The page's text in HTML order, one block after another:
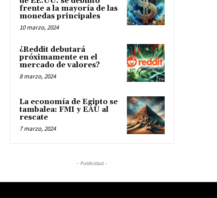
frente a la mayoría de las
monedas principales
10 marzo, 2024
¿Reddit debutará
próximamente en el
mercado de valores?
8 marzo, 2024
La economía de Egipto se
tambalea: FMI y EAU al
rescate
7 marzo, 2024
- Publicidad -